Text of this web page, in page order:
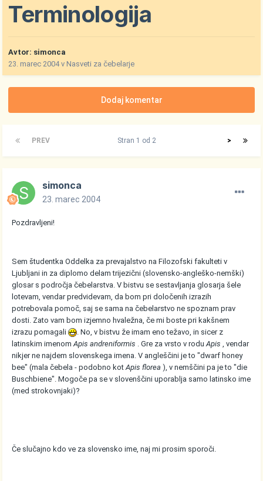
Terminologija
Avtor: simonca
23. marec 2004vNasveti za čebelarje
Dodaj komentar
PREV >
Stran 1 od 2
simonca
23. marec 2004
Pozdravljeni!
Sem študentka Oddelka za prevajalstvo na Filozofski fakulteti v
Ljubljani in za diplomo delam trijezični (slovensko-angleško-nemški)
glosar s področja čebelarstva. V bistvu se sestavljanja glosarja šele
lotevam, vendar predvidevam, da bom pri določenih izrazih
potrebovala pomoč, saj se sama na čebelarstvo ne spoznam prav
dosti. Zato vam bom izjemno hvaležna, če mi boste pri kakšnem
izrazu pomagali
. No, v bistvu že imam eno težavo, in sicer z
latinskim imenomApis andreniformis . Gre za vrsto v roduApis , vendar
nikjer ne najdem slovenskega imena. V angleščini je to "dwarf honey
bee" (mala čebela - podobno kotApis florea ), v nemščini pa je to "die
Buschbiene". Mogoče pa se v slovenščini uporablja samo latinsko ime
(med strokovnjaki)?
Če slučajno kdo ve za slovensko ime, naj mi prosim sporoči.